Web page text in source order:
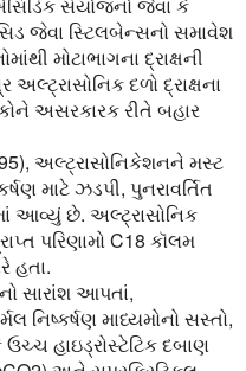
સંયોજનો જેવા કે
જેવા સ્ટિલબેન્સનો સમાવેશ
મોટાભાગના દ્રાક્ષની
દળો દ્રાક્ષના
અસરકારક રીતે બહાર
અલ્ટ્રાસોનિકેશનને મસ્ટ
માટે ઝડપી, પુનરાવર્તિત
આવ્યું છે. અલ્ટ્રાસોનિક
પરિણામો C18 કૉલમ
હતા.
સારાંશ આપતાં,
નિષ્કર્ષણ માધ્યમોનો સસ્તો,
હાઇડ્રોસ્ટેટિક દબાણ